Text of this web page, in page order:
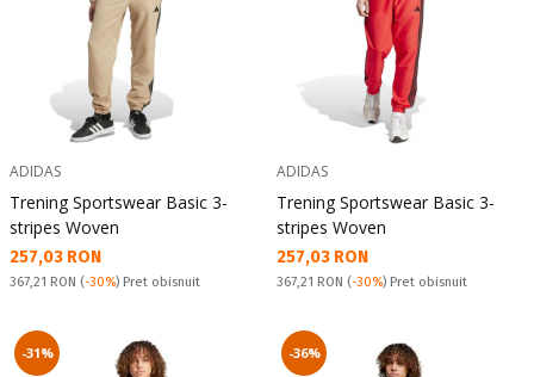
ADIDAS
Trening Sportswear Basic 3-
stripes Woven
Текуща цена:
257,03 RON
Pret obisnuit:
367,21 RON (-30%) Pret obisnuit
ADIDAS
Trening Sportswear Basic 3-
stripes Woven
Текуща цена:
257,03 RON
Pret obisnuit:
367,21 RON (-30%) Pret obisnuit
-31% -36%